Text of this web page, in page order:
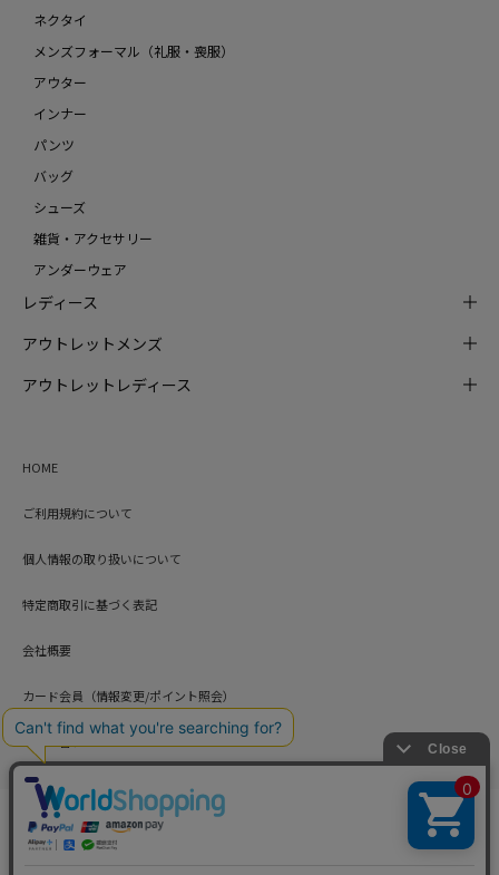
ネクタイ
メンズフォーマル（礼服・喪服）
アウター
インナー
パンツ
バッグ
シューズ
雑貨・アクセサリー
アンダーウェア
レディース
アウトレットメンズ
アウトレットレディース
HOME
ご利用規約について
個人情報の取り扱いについて
特定商取引に基づく表記
会社概要
カード会員（情報変更/ポイント照会）